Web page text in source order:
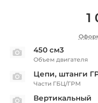
1
450 см3
Объем двигателя
Цепи, штанги
Части ГБЦ/ГРМ
Вертикальный